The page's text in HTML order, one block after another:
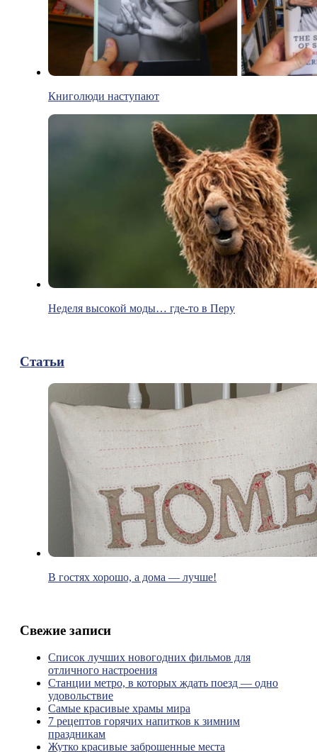
Книголюди наступают
Неделя высокой моды… где-то в Перу
Статьи
В гостях хорошо, а дома — лучше!
Свежие записи
Список лучших новогодних фильмов для
отличного настроения
Станции метро, в которых ждать поезд — одно
удовольствие
Самые красивые храмы мира
7 рецептов горячих напитков к зимним
праздникам
Жутко красивые заброшенные места